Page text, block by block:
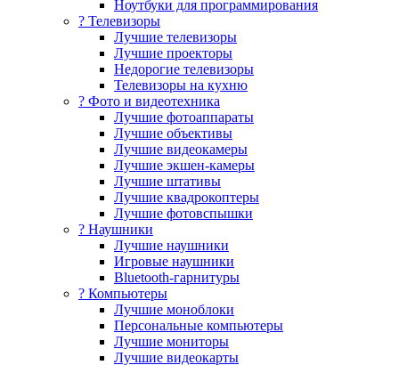
Ноутбуки для программирования
? Телевизоры
Лучшие телевизоры
Лучшие проекторы
Недорогие телевизоры
Телевизоры на кухню
? Фото и видеотехника
Лучшие фотоаппараты
Лучшие объективы
Лучшие видеокамеры
Лучшие экшен-камеры
Лучшие штативы
Лучшие квадрокоптеры
Лучшие фотовспышки
? Наушники
Лучшие наушники
Игровые наушники
Bluetooth-гарнитуры
?️ Компьютеры
Лучшие моноблоки
Персональные компьютеры
Лучшие мониторы
Лучшие видеокарты